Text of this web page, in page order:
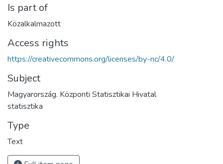
Is part of
Közalkalmazott
Access rights
https://creativecommons.org/licenses/by-nc/4.0/
Subject
Magyarország. Központi Statisztikai Hivatal
statisztika
Type
Text